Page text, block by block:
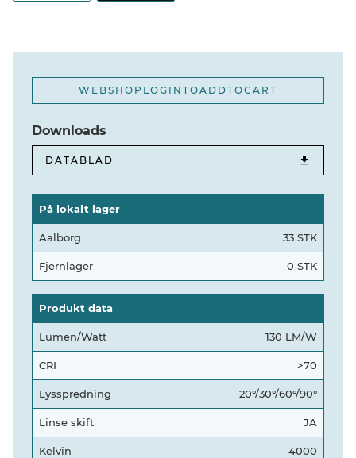
WEBSHOPLOGINTOADDTOCART
Downloads
DATABLAD
På lokalt lager
Aalborg 33 STK
Fjernlager 0 STK
Produkt data
Lumen/Watt 130 LM/W
CRI >70
Lysspredning 20°/30°/60°/90°
Linse skift JA
Kelvin 4000